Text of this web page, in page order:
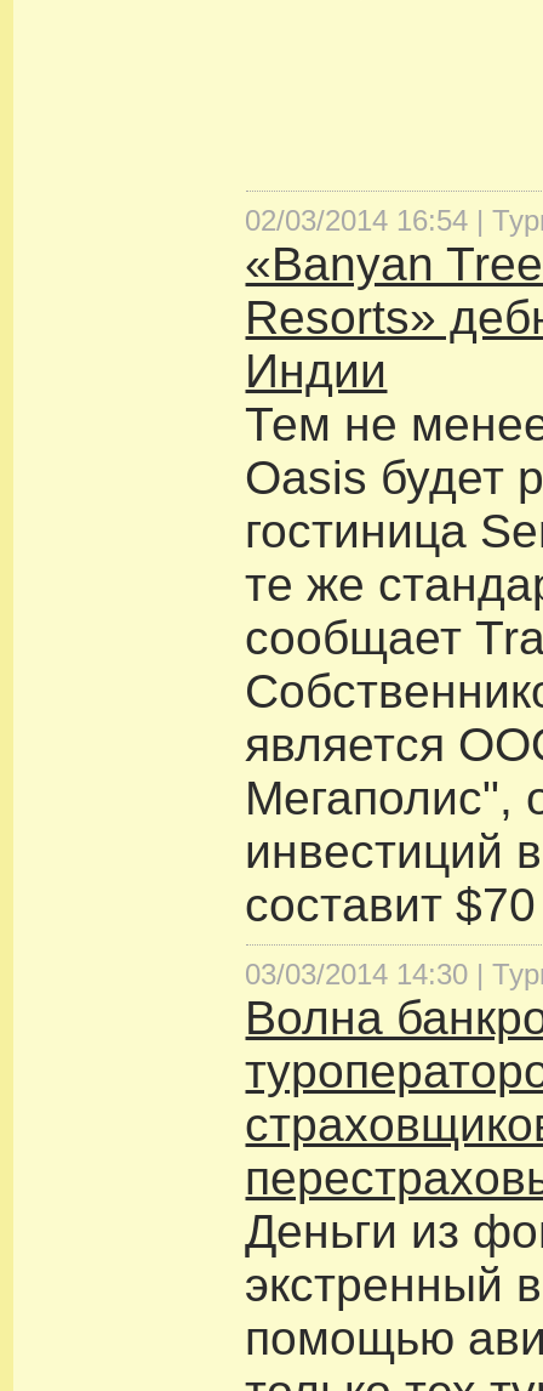
02/03/2014 16:54 |
«Banyan
Resorts»
Индии
Тем не
Oasis будет
гостиница
те же
сообщает
является
Мегаполис",
инвестиций
составит
03/03/2014 14:30 |
Волна
Деньги из
экстренный
помощью